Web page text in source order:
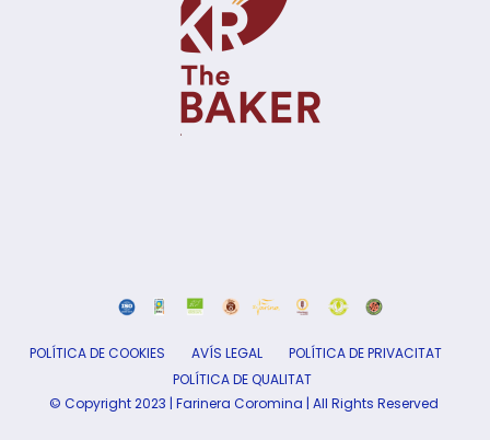
POLÍTICA DE COOKIES AVÍS LEGAL
POLÍTICA DE PRIVACITAT
POLÍTICA DE QUALITAT
© Copyright 2023 | Farinera Coromina | All Rights Reserved